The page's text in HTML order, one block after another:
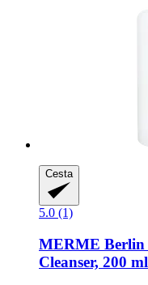
Cesta
5.0 (1)
MERME Berlin
Cleanser, 200 ml